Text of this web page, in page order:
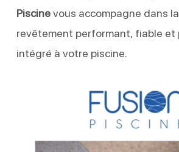
Piscinevous accompagne dans la
revêtement performant, fiable et
intégré à votre piscine.